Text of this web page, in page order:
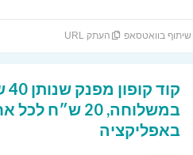
שיתוף בוואטסאפ העתק URL
במשלוחה, 20
באפליקציה